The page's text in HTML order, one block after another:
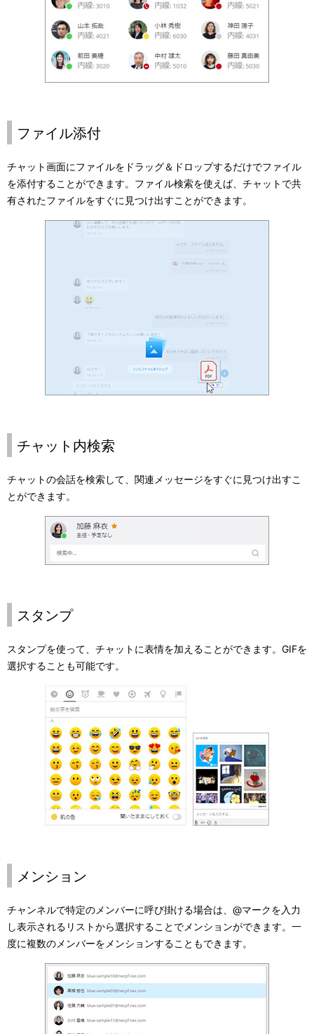
ファイル添付
チャット画面にファイルをドラッグ＆ドロップするだけでファイル
を添付することができます。ファイル検索を使えば、チャットで共
有されたファイルをすぐに見つけ出すことができます。
チャット内検索
チャットの会話を検索して、関連メッセージをすぐに見つけ出すこ
とができます。
スタンプ
スタンプを使って、チャットに表情を加えることができます。GIFを
選択することも可能です。
メンション
チャンネルで特定のメンバーに呼び掛ける場合は、@マークを入力
し表示されるリストから選択することでメンションができます。一
度に複数のメンバーをメンションすることもできます。